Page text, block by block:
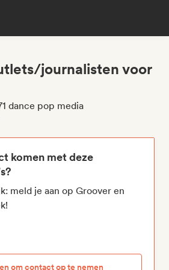
journalisten voor
dance pop media
komen met deze
meld je aan op Groover en
om contact op te nemen